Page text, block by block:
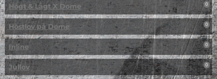
Högt & Lågt X Dome 0
Höstlov på Dome 0
Inline 0
Jullov 0